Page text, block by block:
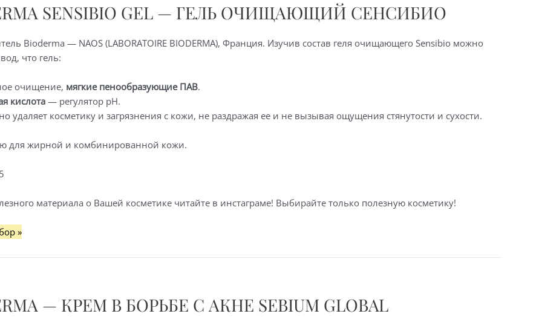
SENSIBIO GEL — ГЕЛЬ ОЧИЩАЮЩИЙ СЕНСИБИО
Bioderma — NAOS (LABORATOIRE BIODERMA), Франция. Изучив состав геля очищающего Sensibio можно
что гель:
очищение, мягкие пенообразующие ПАВ.
кислота— регулятор pH.
удаляет косметику и загрязнения с кожи, не раздражая ее и не вызывая ощущения стянутости и сухости.
для жирной и комбинированной кожи.
материала о Вашей косметике читайте в инстаграме! Выбирайте только полезную косметику!
»
— КРЕМ В БОРЬБЕ С АКНЕ SEBIUM GLOBAL